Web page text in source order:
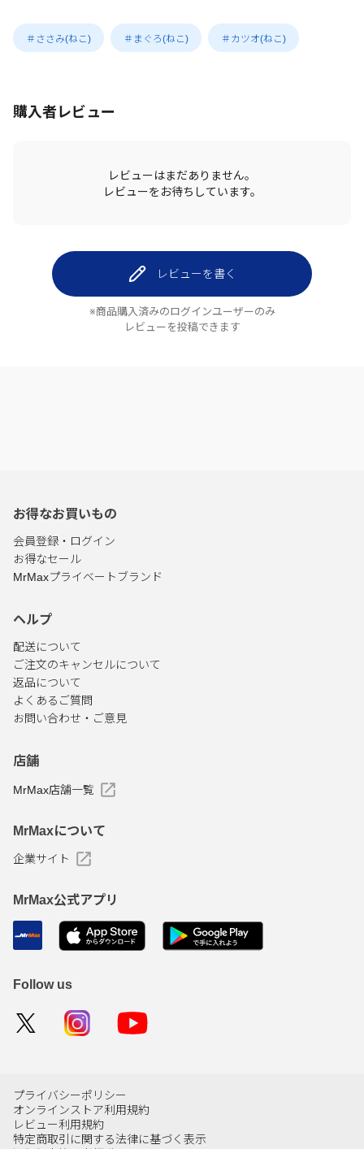
＃ささみ(ねこ) ＃まぐろ(ねこ) ＃カツオ(ねこ)
購入者レビュー
レビューはまだありません。
レビューをお待ちしています。
レビューを書く
※商品購入済みのログインユーザーのみ
レビューを投稿できます
お得なお買いもの
会員登録・ログイン
お得なセール
MrMaxプライベートブランド
ヘルプ
配送について
ご注文のキャンセルについて
返品について
よくあるご質問
お問い合わせ・ご意見
店舗
MrMax店舗一覧
MrMaxについて
企業サイト
MrMax公式アプリ
Follow us
プライバシーポリシー
オンラインストア利用規約
レビュー利用規約
特定商取引に関する法律に基づく表示